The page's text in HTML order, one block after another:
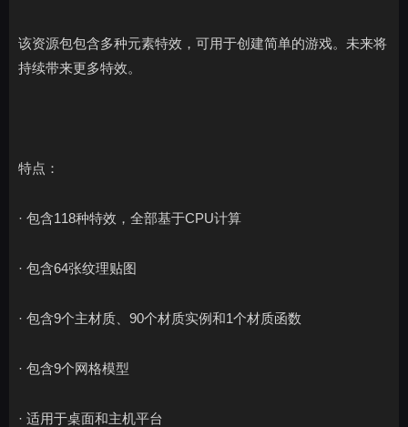
该资源包包含多种元素特效，可用于创建简单的游戏。未来将
持续带来更多特效。
特点：
· 包含118种特效，全部基于CPU计算
· 包含64张纹理贴图
· 包含9个主材质、90个材质实例和1个材质函数
· 包含9个网格模型
· 适用于桌面和主机平台